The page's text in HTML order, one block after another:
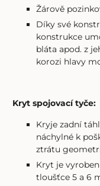
Žárově
Díky své
konstrukce
bláta apod. z
korozi hlavy
Kryt spojovací tyče:
Kryje zadní
náchylné k
ztrátu
Kryt je
tloušťce 5 a 6